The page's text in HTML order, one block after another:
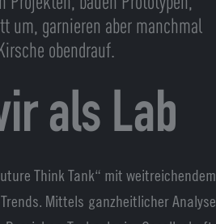
um, garnieren aber manchmal
obendrauf.
als Lab
Think Tank“ mit weitreichendem
Mittels ganzheitlicher Analyse